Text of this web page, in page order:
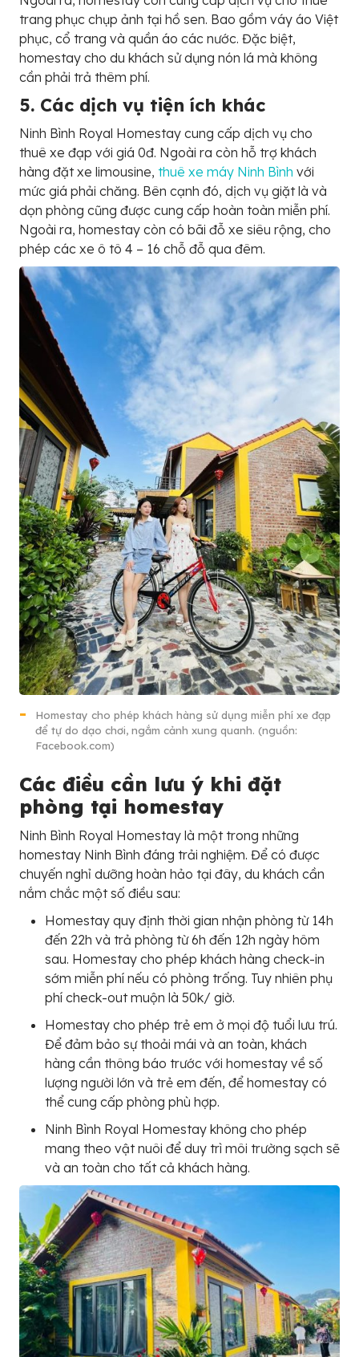
trang phục chụp ảnh tại hồ sen. Bao gồm váy áo Việt
phục, cổ trang và quần áo các nước. Đặc biệt,
homestay cho du khách sử dụng nón lá mà không
cần phải trả thêm phí.
5. Các dịch vụ tiện ích khác
Ninh Bình Royal Homestay cung cấp dịch vụ cho
thuê xe đạp với giá 0đ. Ngoài ra còn hỗ trợ khách
hàng đặt xe limousine, thuê xe máy Ninh Bình với
mức giá phải chăng. Bên cạnh đó, dịch vụ giặt là và
dọn phòng cũng được cung cấp hoàn toàn miễn phí.
Ngoài ra, homestay còn có bãi đỗ xe siêu rộng, cho
phép các xe ô tô 4 – 16 chỗ đỗ qua đêm.
Homestay cho phép khách hàng sử dụng miễn phí xe đạp
để tự do dạo chơi, ngắm cảnh xung quanh. (nguồn:
Facebook.com)
Các điều cần lưu ý khi đặt
phòng tại homestay
Ninh Bình Royal Homestay là một trong những
homestay Ninh Bình đáng trải nghiệm. Để có được
chuyến nghỉ dưỡng hoàn hảo tại đây, du khách cần
nắm chắc một số điều sau:
Homestay quy định thời gian nhận phòng từ 14h
đến 22h và trả phòng từ 6h đến 12h ngày hôm
sau. Homestay cho phép khách hàng check-in
sớm miễn phí nếu có phòng trống. Tuy nhiên phụ
phí check-out muộn là 50k/ giờ.
Homestay cho phép trẻ em ở mọi độ tuổi lưu trú.
Để đảm bảo sự thoải mái và an toàn, khách
hàng cần thông báo trước với homestay về số
lượng người lớn và trẻ em đến, để homestay có
thể cung cấp phòng phù hợp.
Ninh Bình Royal Homestay không cho phép
mang theo vật nuôi để duy trì môi trường sạch sẽ
và an toàn cho tất cả khách hàng.